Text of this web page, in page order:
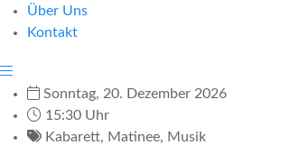
Über Uns
Kontakt
Sonntag, 20. Dezember 2026
15:30 Uhr
Kabarett, Matinee, Musik